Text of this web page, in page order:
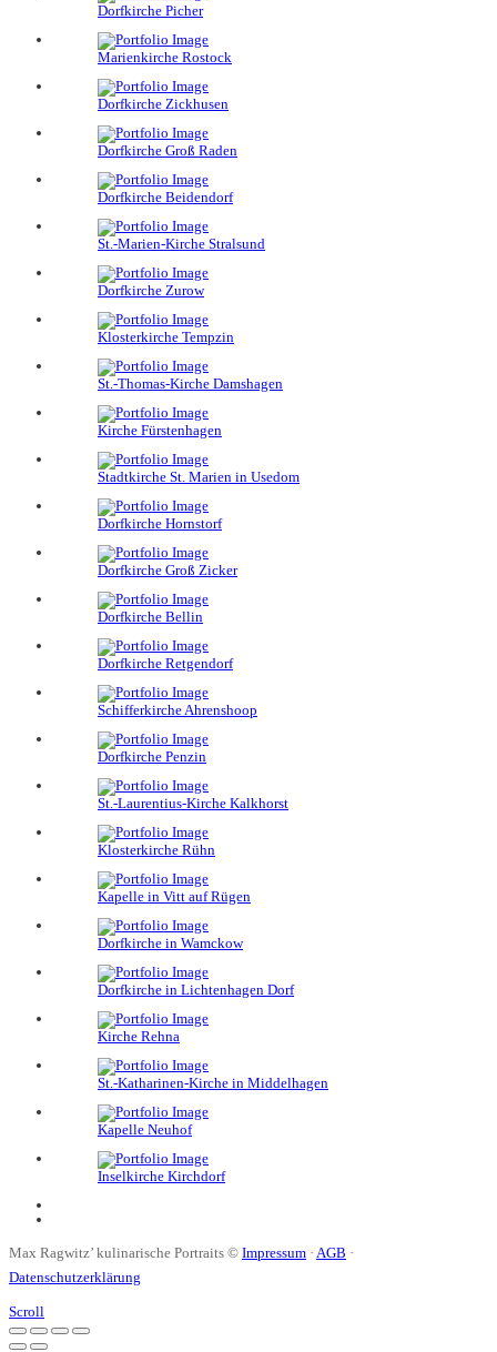
Dorfkirche Picher
Marienkirche Rostock
Dorfkirche Zickhusen
Dorfkirche Groß Raden
Dorfkirche Beidendorf
St.-Marien-Kirche Stralsund
Dorfkirche Zurow
Klosterkirche Tempzin
St.-Thomas-Kirche Damshagen
Kirche Fürstenhagen
Stadtkirche St. Marien in Usedom
Dorfkirche Hornstorf
Dorfkirche Groß Zicker
Dorfkirche Bellin
Dorfkirche Retgendorf
Schifferkirche Ahrenshoop
Dorfkirche Penzin
St.-Laurentius-Kirche Kalkhorst
Klosterkirche Rühn
Kapelle in Vitt auf Rügen
Dorfkirche in Wamckow
Dorfkirche in Lichtenhagen Dorf
Kirche Rehna
St.-Katharinen-Kirche in Middelhagen
Kapelle Neuhof
Inselkirche Kirchdorf
Max Ragwitz’ kulinarische Portraits © Impressum · AGB ·
Datenschutzerklärung
Scroll